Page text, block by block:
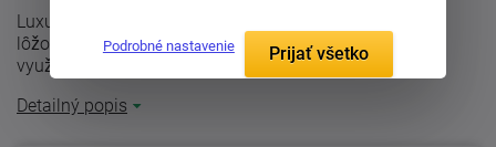
Luxusné lôžko Astrid typu Boxspring. Táto konštrukcia
lôžok je veľmi obľúbená v zahraničí. Je tiež hojne
využívaná v luxusných ...
Detailný popis
Podrobné nastavenie Prijať všetko